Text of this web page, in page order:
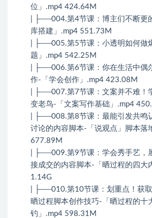
位」.mp4 424.64M
| ├──004.第4节课：博主们不断更
库搭建」.mp4 551.73M
| ├──005.第5节课：小透明如何做
题」.mp4 542.25M
| ├──006.第6节课：你在生活中偶
作-「学会创作」.mp4 423.08M
| ├──007.第7节课：文案并不难！
变老鸟-「文案写作基础」.mp4
| ├──008.第8节课：最能引发共鸣
讨论的内容脚本-「说观点」脚本落
677.89M
| ├──009.第9节课：学会秀手艺，
接成交的内容脚本-「晒过程的四大
1.14G
| ├──010.第10节课：划重点！获
晒过程脚本创作技巧-「晒过程的十
钓」.mp4 598.31M